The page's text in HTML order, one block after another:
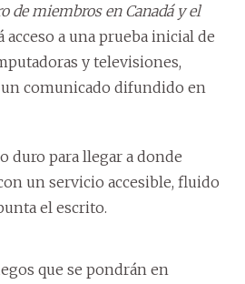
de miembros en Canadá y el
a una prueba inicial de
y televisiones,
un comunicado difundido en
duro para llegar a donde
un servicio accesible, fluido
el escrito.
que se pondrán en